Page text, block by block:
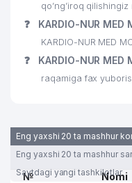
qo’ng’iroq
❓ KARDIO-NUR
KARDIO-NUR MED
❓ KARDIO-NUR
raqamiga fax
Eng yaxshi 20 ta mashhur
Eng yaxshi 20 ta mashhur
Saytdagi yangi tashkilotlar
№
Nomi